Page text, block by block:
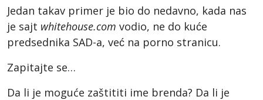
Jedan takav primer je bio do nedavno, kada nas
je sajt whitehouse.com vodio, ne do kuće
predsednika SAD-a, već na porno stranicu.
Zapitajte se…
Da li je moguće zaštititi ime brenda? Da li je